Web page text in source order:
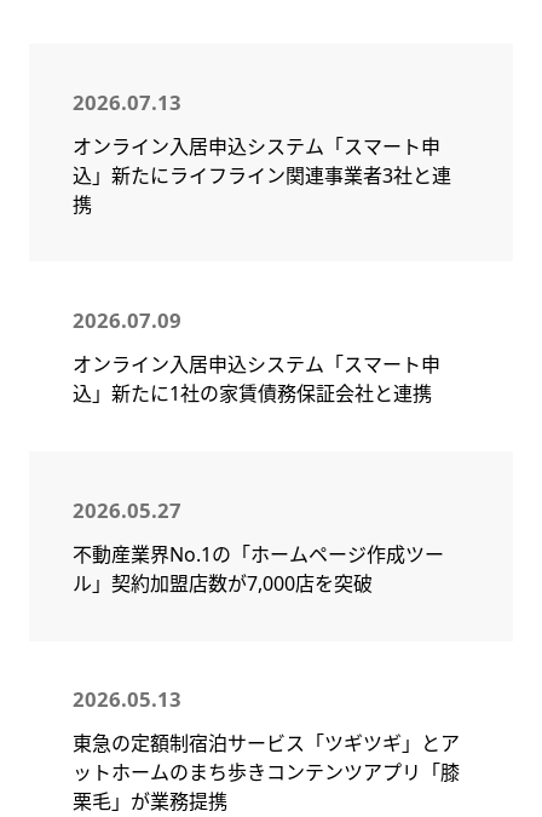
2026.07.13
オンライン入居申込システム「スマート申
込」新たにライフライン関連事業者3社と連
携
2026.07.09
オンライン入居申込システム「スマート申
込」新たに1社の家賃債務保証会社と連携
2026.05.27
不動産業界No.1の「ホームページ作成ツー
ル」契約加盟店数が7,000店を突破
2026.05.13
東急の定額制宿泊サービス「ツギツギ」とア
ットホームのまち歩きコンテンツアプリ「膝
栗毛」が業務提携